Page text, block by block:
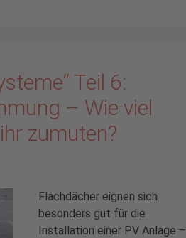
Teil 6:
– Wie viel
zumuten?
Flachdächer eignen sich
besonders gut für die
Installation einer PV Anlage –